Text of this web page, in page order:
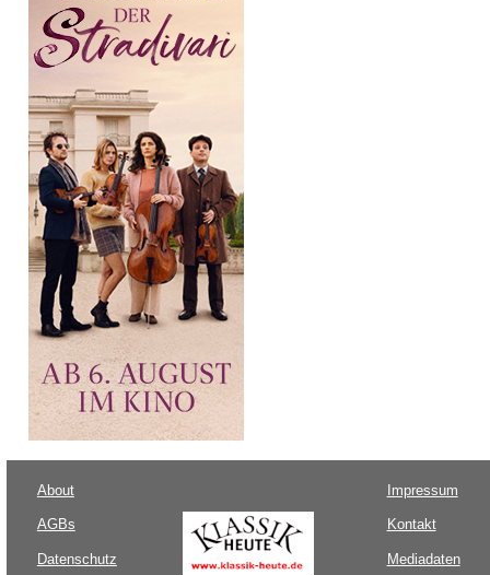
About
AGBs
Datenschutz
Impressum
Kontakt
Mediadaten